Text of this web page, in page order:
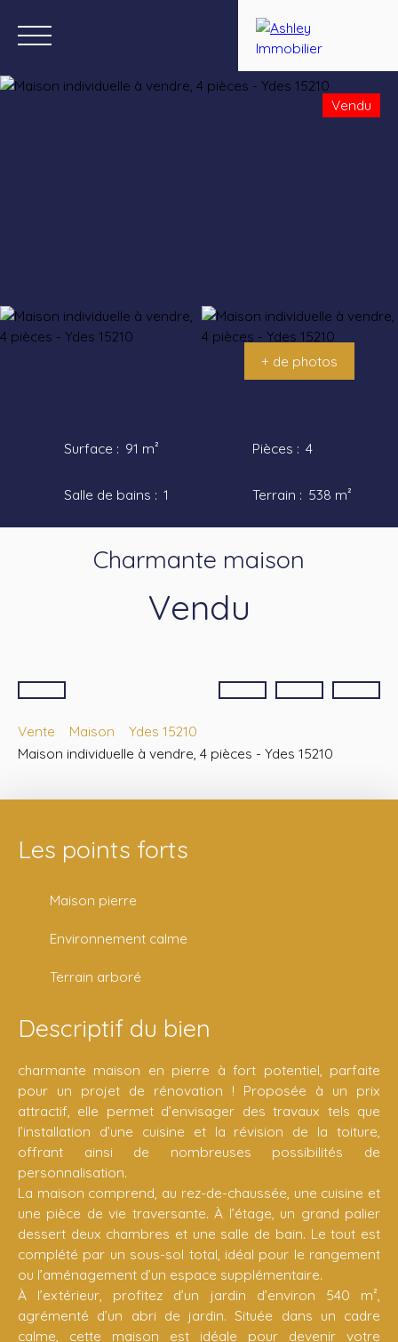
Vendu
+ de photos
Surface : 91 m² Pièces : 4
Salle de bains : 1 Terrain : 538 m²
Charmante maison
Vendu
Vente Maison
Ydes 15210
Maison individuelle à vendre, 4 pièces - Ydes 15210
Les points forts
Maison pierre
Environnement calme
Terrain arboré
Descriptif du bien
charmante maison en pierre à fort potentiel, parfaite
pour un projet de rénovation ! Proposée à un prix
attractif, elle permet d’envisager des travaux tels que
l’installation d’une cuisine et la révision de la toiture,
offrant ainsi de nombreuses possibilités de
personnalisation.
La maison comprend, au rez-de-chaussée, une cuisine et
une pièce de vie traversante. À l’étage, un grand palier
dessert deux chambres et une salle de bain. Le tout est
complété par un sous-sol total, idéal pour le rangement
ou l’aménagement d’un espace supplémentaire.
À l’extérieur, profitez d’un jardin d’environ 540 m²,
agrémenté d’un abri de jardin. Située dans un cadre
calme, cette maison est idéale pour devenir votre